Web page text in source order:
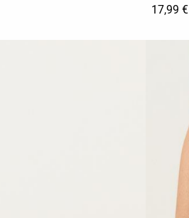
17,99 €